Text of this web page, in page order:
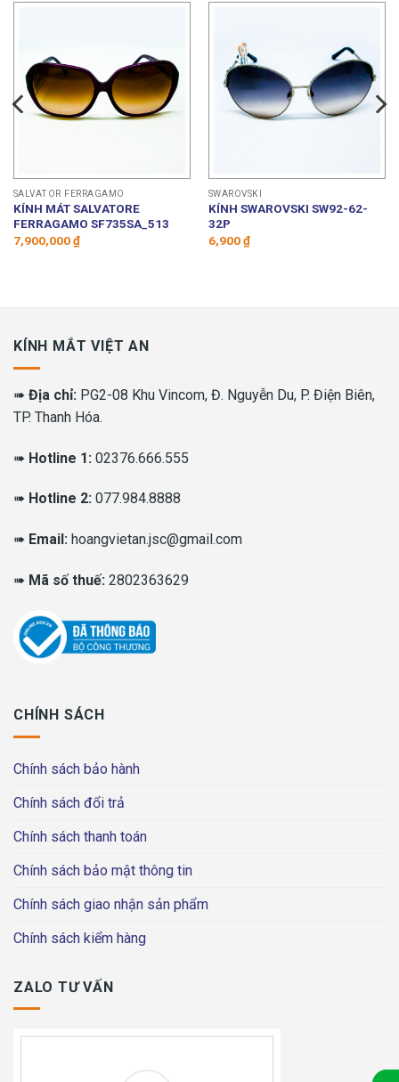
SALVATOR FERRAGAMO
KÍNH MÁT SALVATORE
FERRAGAMO SF735SA_513
7,900,000₫
SWAROVSKI
KÍNH SWAROVSKI SW92-62-
32P
6,900₫
KÍNH MẮT VIỆT AN
➠ Địa chỉ: PG2-08 Khu Vincom, Đ. Nguyễn Du, P. Điện Biên,
TP. Thanh Hóa.
➠ Hotline 1: 02376.666.555
➠ Hotline 2: 077.984.8888
➠ Email: hoangvietan.jsc@gmail.com
➠ Mã số thuế: 2802363629
CHÍNH SÁCH
Chính sách bảo hành
Chính sách đổi trả
Chính sách thanh toán
Chính sách bảo mật thông tin
Chính sách giao nhận sản phẩm
Chính sách kiểm hàng
ZALO TƯ VẤN